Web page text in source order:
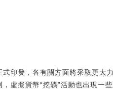
印發，各有關方面將采取更大
虛擬貨幣“挖礦”活動也出現一